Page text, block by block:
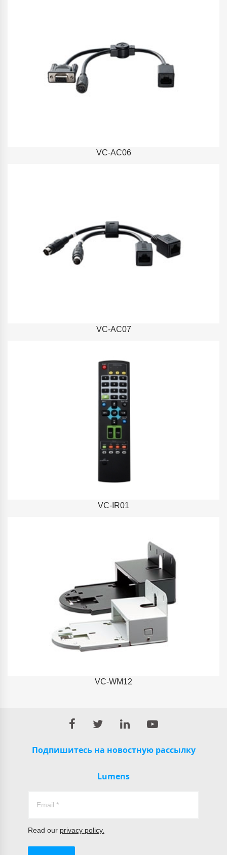
VC-AC06
VC-AC07
VC-IR01
VC-WM12
Подпишитесь на новостную рассылку
Lumens
Read our privacy policy.